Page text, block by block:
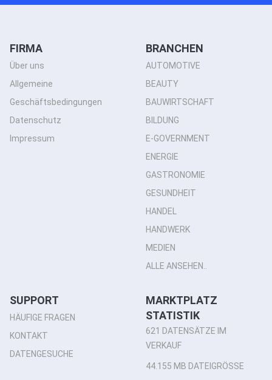
FIRMA
Über uns
Allgemeine
Geschäftsbedingungen
Datenschutz
Impressum
BRANCHEN
AUTOMOTIVE
BEAUTY
BAUWIRTSCHAFT
BILDUNG
E-GOVERNMENT
ENERGIE
GASTRONOMIE
GESUNDHEIT
HANDEL
HANDWERK
MEDIEN
ALLE ANSEHEN..
SUPPORT
HÄUFIGE FRAGEN
KONTAKT
DATENGESUCHE
MARKTPLATZ
STATISTIK
621 DATENSÄTZE IM
VERKAUF
44.155 MB DATEIGRÖSSE